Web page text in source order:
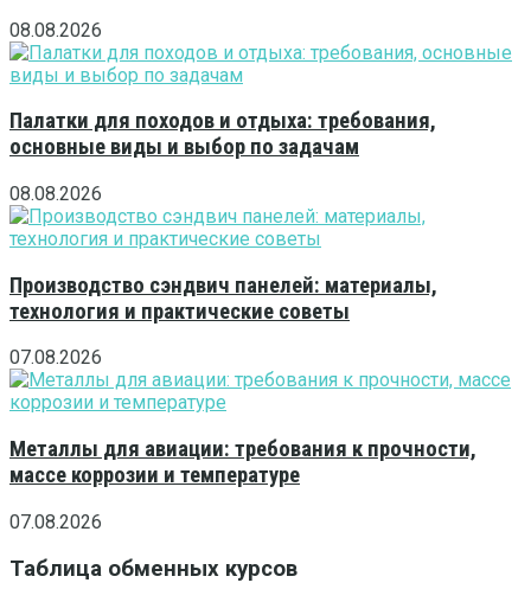
08.08.2026
Палатки для походов и отдыха: требования,
основные виды и выбор по задачам
08.08.2026
Производство сэндвич панелей: материалы,
технология и практические советы
07.08.2026
Металлы для авиации: требования к прочности,
массе коррозии и температуре
07.08.2026
Таблица обменных курсов